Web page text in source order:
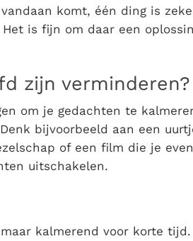
komt, één ding is
is fijn om daar een
zijn verminderen?
om je gedachten te
bijvoorbeeld aan een
of een film die je
uitschakelen.
kalmerend voor korte